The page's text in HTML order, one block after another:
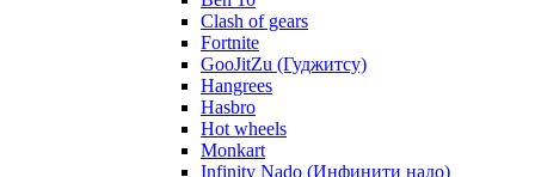
Clash of gears
Fortnite
GooJitZu (Гуджитсу)
Hangrees
Hasbro
Hot wheels
Monkart
Infinity Nado (Инфинити надо)